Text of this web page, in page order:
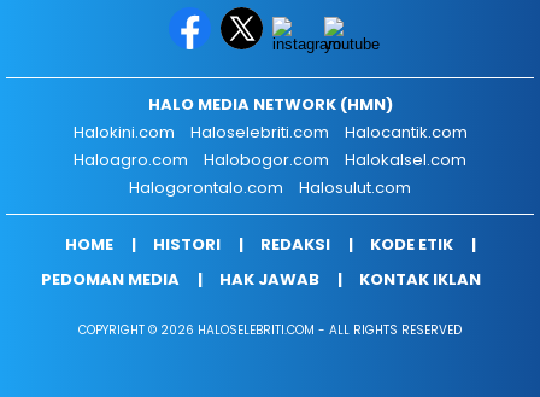
HALO MEDIA NETWORK (HMN)
Halokini.com
Haloselebriti.com
Halocantik.com
Haloagro.com
Halobogor.com
Halokalsel.com
Halogorontalo.com
Halosulut.com
HOME HISTORI REDAKSI
KODE ETIK
PEDOMAN MEDIA
HAK JAWAB KONTAK IKLAN
COPYRIGHT © 2026 HALOSELEBRITI.COM - ALL RIGHTS RESERVED